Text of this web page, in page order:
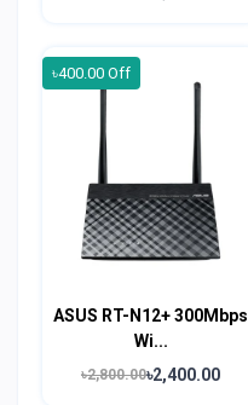
৳400.00 Off
ASUS RT-N12+ 300Mbps
Wi...
৳2,800.00৳2,400.00